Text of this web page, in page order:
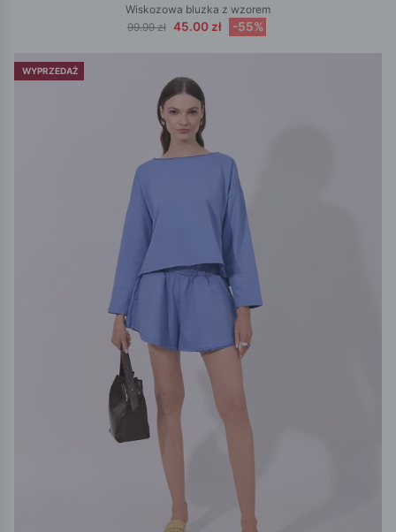
Wiskozowa bluzka z wzorem
99.99 zł 45.00 zł -55%
WYPRZEDAŻ